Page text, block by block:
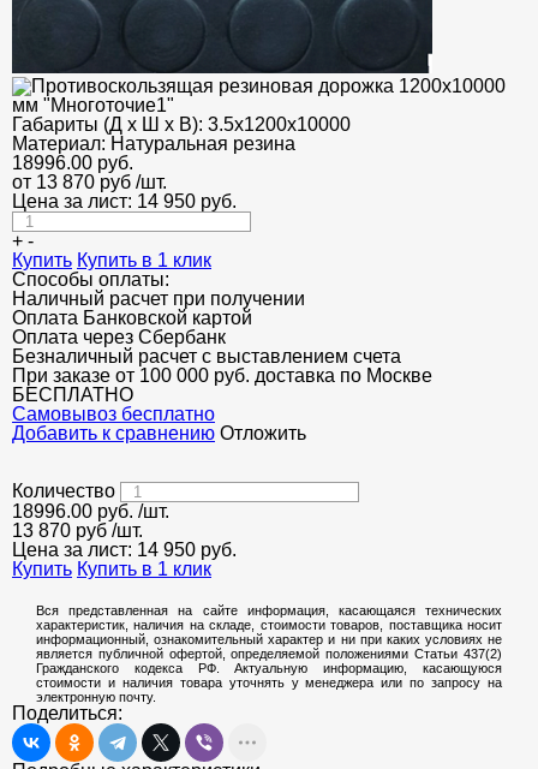
Габариты (Д х Ш х В): 3.5х1200х10000
Материал: Натуральная резина
18996.00 руб.
от 13 870 руб /шт.
Цена за лист: 14 950 руб.
+ -
Купить Купить в 1 клик
Способы оплаты:
Наличный расчет при получении
Оплата Банковской картой
Оплата через Сбербанк
Безналичный расчет с выставлением счета
При заказе от 100 000 руб. доставка по Москве
БЕСПЛАТНО
Cамовывоз бесплатно
Добавить к сравнению Отложить
Количество
18996.00 руб. /шт.
13 870 руб /шт.
Цена за лист: 14 950 руб.
Купить Купить в 1 клик
Вся представленная на сайте информация, касающаяся технических
характеристик, наличия на складе, стоимости товаров, поставщика носит
информационный, ознакомительный характер и ни при каких условиях не
является публичной офертой, определяемой положениями Статьи 437(2)
Гражданского кодекса РФ. Актуальную информацию, касающуюся
стоимости и наличия товара уточнять у менеджера или по запросу на
электронную почту.
Поделиться: